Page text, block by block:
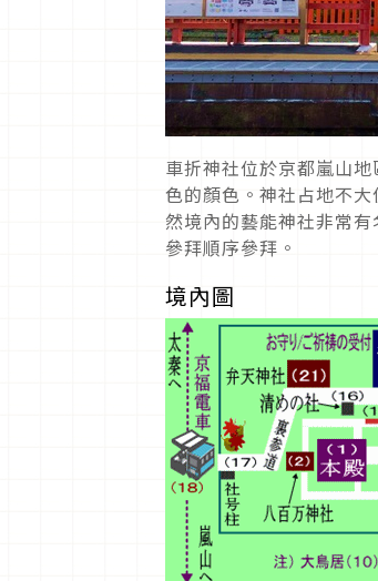
車折神社位於京都嵐山
色的顏色。神社占地不
然境內的藝能神社非常
參拜順序參拜。
境內圖